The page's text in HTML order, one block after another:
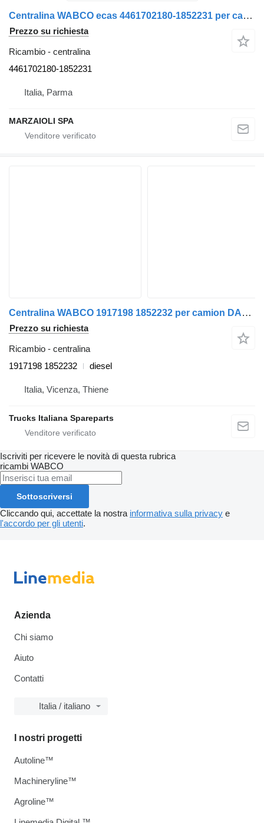
Centralina WABCO ecas 4461702180-1852231 per camion DAF
Prezzo su richiesta
Ricambio - centralina
4461702180-1852231
Italia, Parma
MARZAIOLI SPA
Centralina WABCO 1917198 1852232 per camion DAF XF106
Prezzo su richiesta
Ricambio - centralina
1917198 1852232
diesel
Italia, Vicenza, Thiene
Trucks Italiana Spareparts
Iscriviti per ricevere le novità di questa rubrica
ricambi WABCO
Sottoscriversi
Cliccando qui, accettate la nostra informativa sulla privacy e
l'accordo per gli utenti.
Azienda
Chi siamo
Aiuto
Contatti
Italia / italiano
I nostri progetti
Autoline™
Machineryline™
Agroline™